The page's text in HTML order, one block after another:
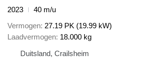
2023
40 m/u
Vermogen 27.19 PK (19.99 kW)
Laadvermogen 18.000 kg
Duitsland, Crailsheim